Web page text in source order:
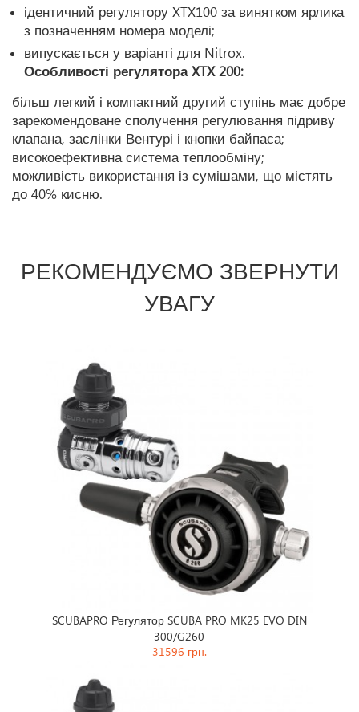
ідентичний регулятору XTX100 за винятком ярлика
з позначенням номера моделі;
випускається у варіанті для Nitrox.
Особливості регулятора XTX 200:
більш легкий і компактний другий ступінь має добре
зарекомендоване сполучення регулювання підриву
клапана, заслінки Вентурі і кнопки байпаса;
високоефективна система теплообміну;
можливість використання із сумішами, що містять
до 40% кисню.
РЕКОМЕНДУЄМО ЗВЕРНУТИ
УВАГУ
SCUBA PRO MK25 EVO DIN
AQUA LUNG Регулятор